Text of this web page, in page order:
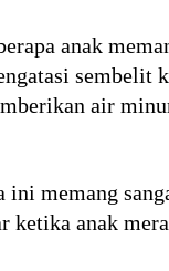
anak
sembelit
air
memang
ketika anak